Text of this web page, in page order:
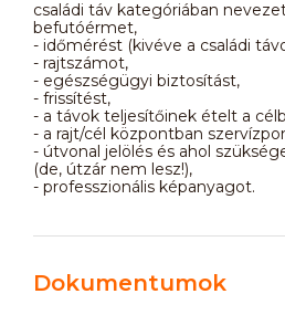
családi táv kategóriában
befutóérmet,
- időmérést (kivéve a családi
- rajtszámot,
- egészségügyi biztosítást,
- frissítést,
- a távok teljesítőinek ételt a
- a rajt/cél központban
- útvonal jelölés és ahol
(de, útzár nem lesz!),
- professzionális képanyagot.
Dokumentumok